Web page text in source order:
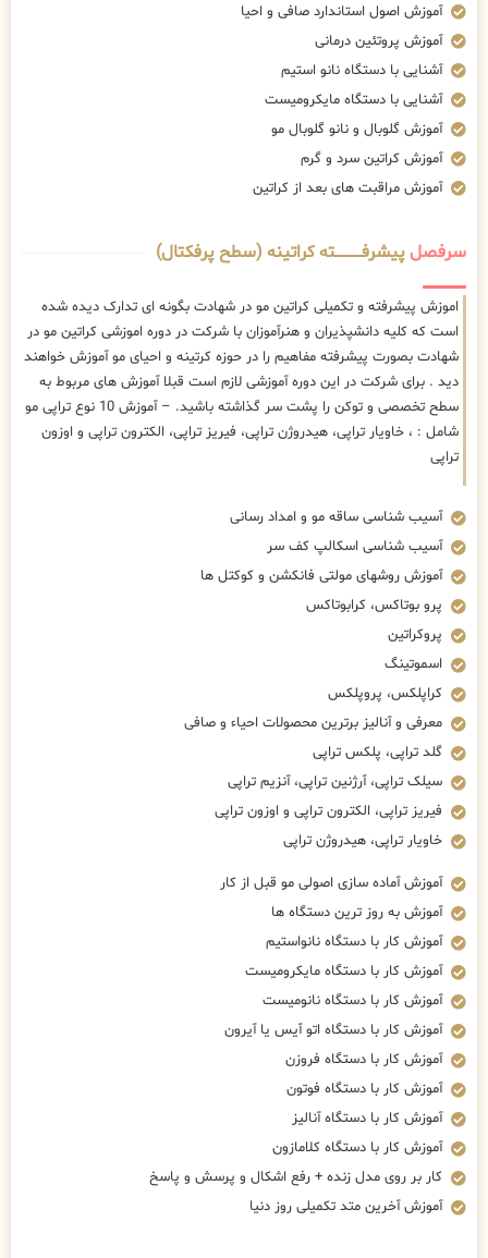
آموزش اصول استاندارد صافی و احیا
آموزش پروتئین درمانی
آشنایی با دستگاه نانو استیم
آشنایی با دستگاه مایکرومیست
آموزش گلوبال و نانو گلوبال مو
آموزش کراتین سرد و گرم
آموزش مراقبت های بعد از کراتین
سرفصلپیشرفــــــــــــته کراتینه (سطح پرفکتال)
اموزش پیشرفته و تکمیلی کراتین مو در شهادت بگونه ای تدارک دیده شده
است که کلیه دانشپذیران و هنرآموزان با شرکت در دوره اموزشی کراتین مو در
شهادت بصورت پیشرفته مفاهیم را در حوزه کرتینه و احیای مو آموزش خواهند
دید . برای شرکت در این دوره آموزشی لازم است قبلا آموزش های مربوط به
سطح تخصصی و توکن را پشت سر گذاشته باشید. – آموزش 10 نوع تراپی مو
شامل : ، خاویار تراپی، هیدروژن تراپی، فیریز تراپی، الکترون تراپی و اوزون
تراپی
آسیب شناسی ساقه مو و امداد رسانی
آسیب شناسی اسکالپ کف سر
آموزش روشهای مولتی فانکشن و کوکتل ها
پرو بوتاکس، کرابوتاکس
پروکراتین
اسموتینگ
کراپلکس، پروپلکس
معرفی و آنالیز برترین محصولات احیاء و صافی
گلد تراپی، پلکس تراپی
سیلک تراپی، آرژنین تراپی، آنزیم تراپی
فیریز تراپی، الکترون تراپی و اوزون تراپی
خاویار تراپی، هیدروژن تراپی
آموزش آماده سازی اصولی مو قبل از کار
آموزش به روز ترین دستگاه ها
آموزش کار با دستگاه نانواستیم
آموزش کار با دستگاه مایکرومیست
آموزش کار با دستگاه نانومیست
آموزش کار با دستگاه اتو آیس یا آیرون
آموزش کار با دستگاه فروزن
آموزش کار با دستگاه فوتون
آموزش کار با دستگاه آنالیز
آموزش کار با دستگاه کلامازون
کار بر روی مدل زنده + رفع اشکال و پرسش و پاسخ
آموزش آخرین متد تکمیلی روز دنیا